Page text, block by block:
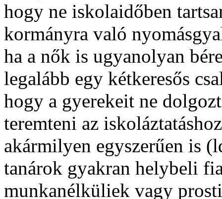
hogy ne iskolaidőben
kormányra való
ha a nők is ugyanolyan
legalább egy kétkeresős
hogy a gyerekeit ne
teremteni az
akármilyen egyszerűen is
tanárok gyakran helybeli
munkanélküliek vagy